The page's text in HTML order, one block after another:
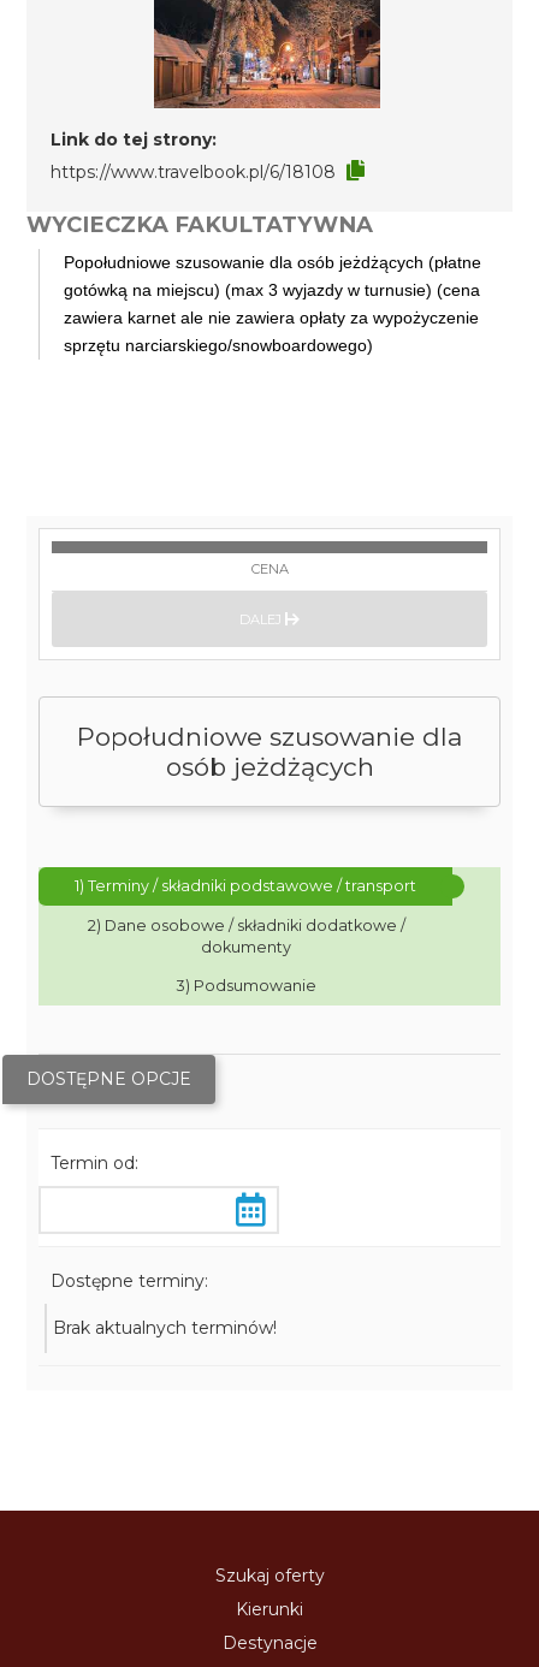
Link do tej strony:
https://www.travelbook.pl/6/18108
WYCIECZKA FAKULTATYWNA
Popołudniowe szusowanie dla osób jeżdżących (płatne
gotówką na miejscu) (max 3 wyjazdy w turnusie) (cena
zawiera karnet ale nie zawiera opłaty za wypożyczenie
sprzętu narciarskiego/snowboardowego)
Popołudniowe szusowanie dla
osób jeżdżących
1) Terminy / składniki podstawowe / transport
2) Dane osobowe / składniki dodatkowe /
dokumenty
3) Podsumowanie
DOSTĘPNE OPCJE
Termin od:
Dostępne terminy:
Brak aktualnych terminów!
CENA
DALEJ
Szukaj oferty
Kierunki
Destynacje